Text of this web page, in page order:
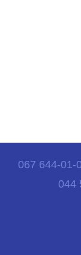
067 644-01-
044